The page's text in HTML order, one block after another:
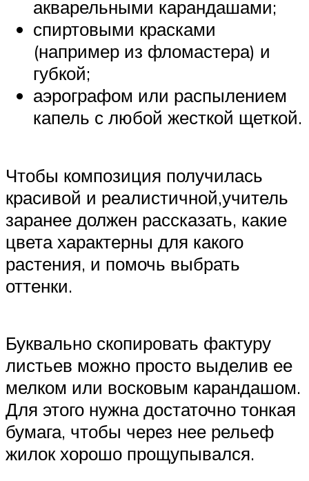
акварельными карандашами;
спиртовыми красками
(например из фломастера) и
губкой;
аэрографом или распылением
капель с любой жесткой щеткой.
Чтобы композиция получилась
красивой и реалистичной,учитель
заранее должен рассказать, какие
цвета характерны для какого
растения, и помочь выбрать
оттенки.
Буквально скопировать фактуру
листьев можно просто выделив ее
мелком или восковым карандашом.
Для этого нужна достаточно тонкая
бумага, чтобы через нее рельеф
жилок хорошо прощупывался.